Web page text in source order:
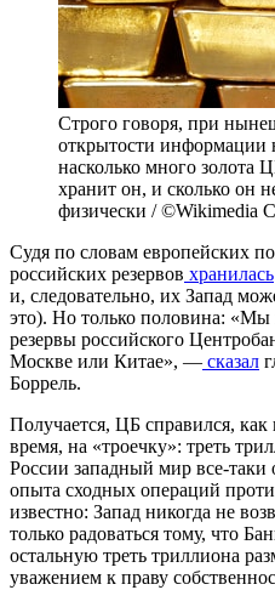
Строго говоря, при
открытости информации
насколько много золота
хранит он, и сколько он
физически / ©Wikimedia
Судя по словам европейских
российских резервов хранилась
и, следовательно, их Запад
это). Но только половина: «Мы
резервы российского
Москве или Китае», — сказал
Боррель.
Получается, ЦБ справился,
время, на «троечку»: треть
России западный мир все-таки
опыта сходных операций
известно: Запад никогда не
только радоваться тому, что
остальную треть триллиона
уважением к праву